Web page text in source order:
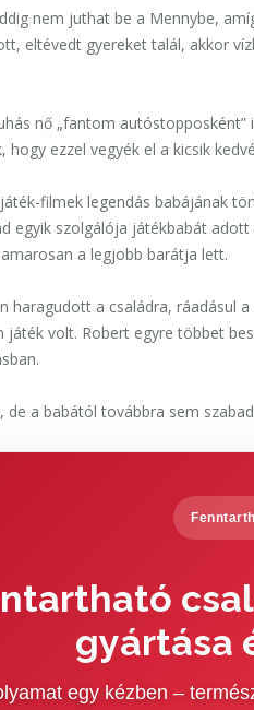
nem juthat be a Mennybe,
eltévedt gyereket talál, akkor
nő „fantom autóstopposként”
hogy ezzel vegyék el a kicsik
filmek legendás babájának
egyik szolgálója játékbabát
a legjobb barátja lett.
haragudott a családra, ráadásul
játék volt. Robert egyre többet
a babától továbbra sem
gyártása
egy kézben –